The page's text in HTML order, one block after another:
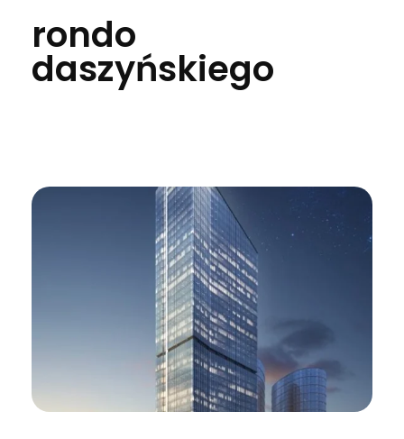
rondo
daszyńskiego